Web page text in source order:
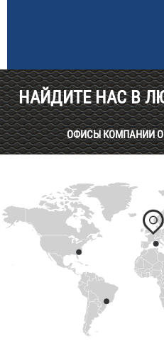
НАЙДИТЕ НАС В
ОФИСЫ КОМПАНИИ